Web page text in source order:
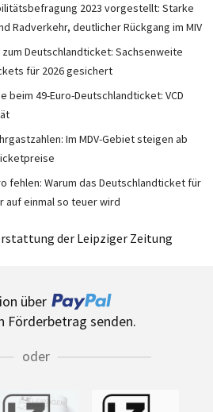
2023 vorgestellt: Starke
Radverkehr, deutlicher Rückgang im MIV
Deutschlandticket: Sachsenweite
für 2026 gesichert
beim 49-Euro-Deutschlandticket: VCD
Im MDV-Gebiet steigen ab
fehlen: Warum das Deutschlandticket für
auf einmal so teuer wird
der Leipziger Zeitung
über
Förderbetrag senden.
oder